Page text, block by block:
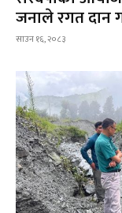
जनाले रगत दान
साउन १६, २०८३